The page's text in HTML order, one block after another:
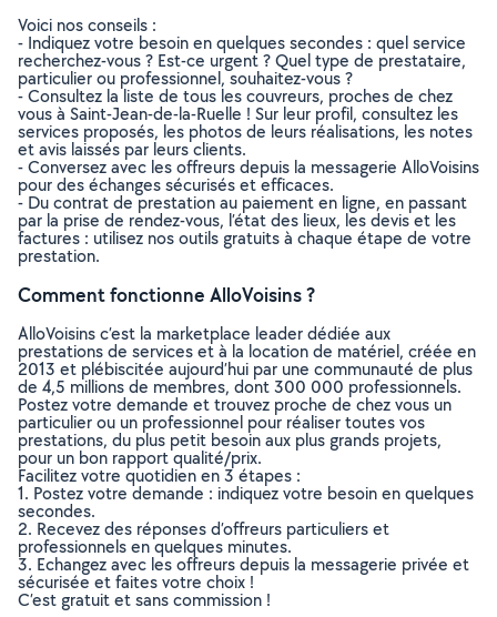
Voici nos conseils :
- Indiquez votre besoin en quelques secondes : quel service
recherchez-vous ? Est-ce urgent ? Quel type de prestataire,
particulier ou professionnel, souhaitez-vous ?
- Consultez la liste de tous les couvreurs, proches de chez
vous à Saint-Jean-de-la-Ruelle ! Sur leur profil, consultez les
services proposés, les photos de leurs réalisations, les notes
et avis laissés par leurs clients.
- Conversez avec les offreurs depuis la messagerie AlloVoisins
pour des échanges sécurisés et efficaces.
- Du contrat de prestation au paiement en ligne, en passant
par la prise de rendez-vous, l’état des lieux, les devis et les
factures : utilisez nos outils gratuits à chaque étape de votre
prestation.
Comment fonctionne AlloVoisins ?
AlloVoisins c’est la marketplace leader dédiée aux
prestations de services et à la location de matériel, créée en
2013 et plébiscitée aujourd’hui par une communauté de plus
de 4,5 millions de membres, dont 300 000 professionnels.
Postez votre demande et trouvez proche de chez vous un
particulier ou un professionnel pour réaliser toutes vos
prestations, du plus petit besoin aux plus grands projets,
pour un bon rapport qualité/prix.
Facilitez votre quotidien en 3 étapes :
1. Postez votre demande : indiquez votre besoin en quelques
secondes.
2. Recevez des réponses d’offreurs particuliers et
professionnels en quelques minutes.
3. Echangez avec les offreurs depuis la messagerie privée et
sécurisée et faites votre choix !
C’est gratuit et sans commission !